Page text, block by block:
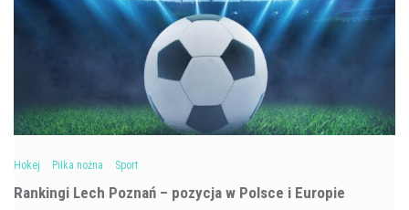
Hokej Piłka nożna Sport
Rankingi Lech Poznań – pozycja w Polsce i Europie